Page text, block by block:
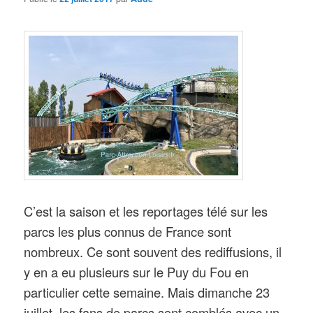
C’est la saison et les reportages télé sur les
parcs les plus connus de France sont
nombreux. Ce sont souvent des rediffusions, il
y en a eu plusieurs sur le Puy du Fou en
particulier cette semaine. Mais dimanche 23